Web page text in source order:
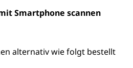
Smartphone scannen
alternativ wie folgt bestellt
Liegenschaftssteuer,
Gewinn- und